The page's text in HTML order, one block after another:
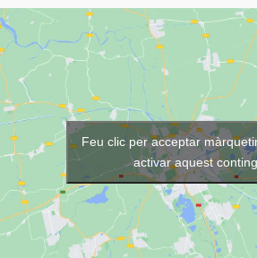
Feu clic per acceptar
activar aquest